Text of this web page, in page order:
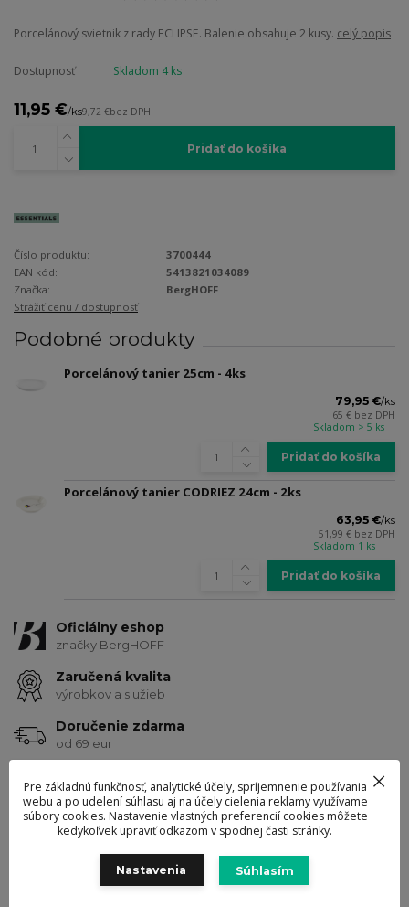
Porcelánový svietnik z rady ECLIPSE. Balenie obsahuje 2 kusy. celý popis
Dostupnosť Skladom 4 ks
11,95 €/ks9,72 €bez DPH
Pridať do košíka
Číslo produktu:
3700444
EAN kód:
5413821034089
Značka:
BergHOFF
Strážiť cenu / dostupnosť
Podobné produkty
Porcelánový tanier 25cm - 4ks
79,95 €/ks
65 € bez DPH
Skladom > 5 ks
Pridať do košíka
Porcelánový tanier CODRIEZ 24cm - 2ks
63,95 €/ks
51,99 € bez DPH
Skladom 1 ks
Pridať do košíka
Oficiálny eshop
značky BergHOFF
Zaručená kvalita
výrobkov a služieb
Doručenie zdarma
od 69 eur
a dizajn výrobkov
Kompletné špecifikácie Hodnotenie
Pre základnú funkčnosť, analytické účely, spríjemnenie používania
webu a po udelení súhlasu aj na účely cielenia reklamy využívame
súbory cookies. Nastavenie vlastných preferencií cookies môžete
kedykoľvek upraviť odkazom v spodnej časti stránky.
Nastavenia Súhlasím